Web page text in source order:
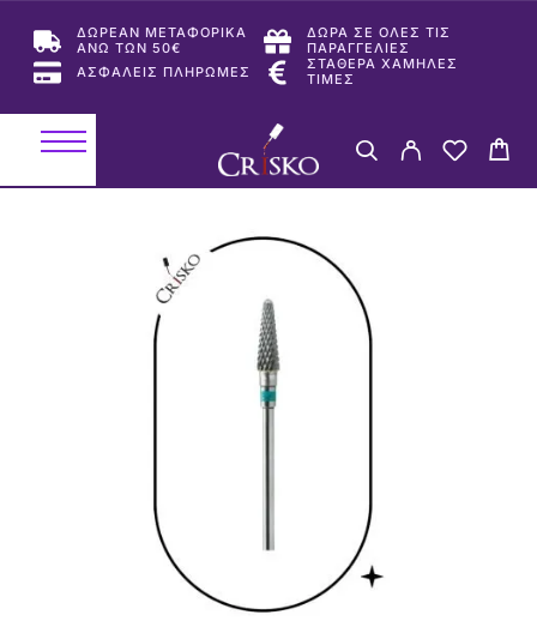
ΔΩΡΕΑΝ ΜΕΤΑΦΟΡΙΚΑ
ΑΝΩ ΤΩΝ 50€
ΔΩΡΑ ΣΕ ΟΛΕΣ ΤΙΣ
ΠΑΡΑΓΓΕΛΙΕΣ
ΑΣΦΑΛΕΙΣ ΠΛΗΡΩΜΕΣ
ΣΤΑΘΕΡΑ ΧΑΜΗΛΕΣ
ΤΙΜΕΣ